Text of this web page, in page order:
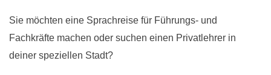
Sie möchten eine Sprachreise für Führungs- und
Fachkräfte machen oder suchen einen Privatlehrer in
deiner speziellen Stadt?